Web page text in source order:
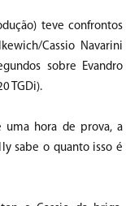
teve confrontos
Cassio Navarini
sobre Evandro
TGDi).
uma hora de prova, a
sabe o quanto isso é